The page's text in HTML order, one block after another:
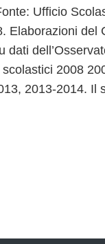
Ufficio
Elaborazioni del
dati
2008
2013-2014. Il